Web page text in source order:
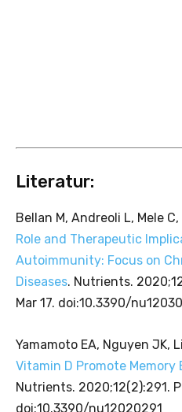
Literatur:
Bellan M, Andreoli L, Mele
Role and Therapeutic
Autoimmunity: Focus on
Diseases. Nutrients.
Mar 17. doi:10.3390/
Yamamoto EA, Nguyen JK,
Vitamin D Promote Memory
Nutrients. 2020;12(2):291.
doi:10.3390/nu12020291